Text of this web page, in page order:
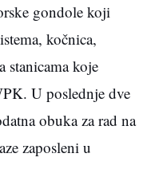
gondole koji
kočnica,
stanicama koje
U poslednje dve
obuka za rad na
zaposleni u